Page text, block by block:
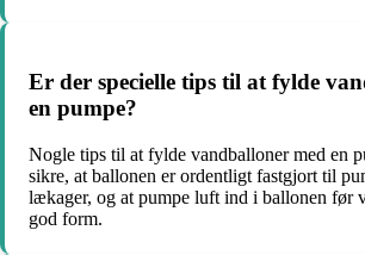
Er der specielle tips til at fylde
en pumpe?
Nogle tips til at fylde vandballoner med en
sikre, at ballonen er ordentligt fastgjort til
lækager, og at pumpe luft ind i ballonen før
god form.